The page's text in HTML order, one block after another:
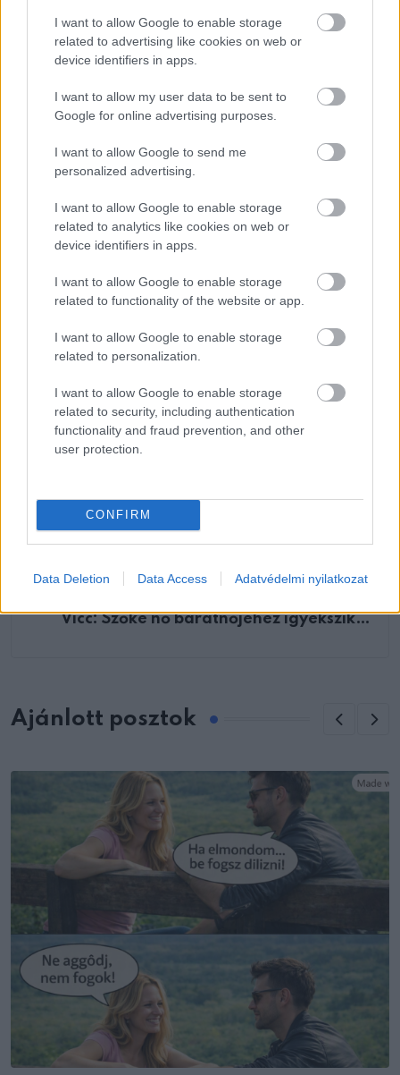
I want to allow Google to enable storage
related to advertising like cookies on web or
device identifiers in apps.
I want to allow my user data to be sent to
Google for online advertising purposes.
I want to allow Google to send me
personalized advertising.
I want to allow Google to enable storage
related to analytics like cookies on web or
device identifiers in apps.
I want to allow Google to enable storage
related to functionality of the website or app.
I want to allow Google to enable storage
related to personalization.
I want to allow Google to enable storage
related to security, including authentication
functionality and fraud prevention, and other
user protection.
CONFIRM
Data Deletion Data Access Adatvédelmi nyilatkozat
legjobb barátnőmre
mutatott és…
égiek: ezeknek a
csillagjegyeknek…
Húsvétkor a nyuszika
bekopog a tyúkhoz.
Vigyázz mit gondolsz,
mert valóra válhat
Megszakad egy rossz
Egy nő videózni
kezdett, miközben a
PREVIOUS POST
VICC: A nászéjszakán hajnali kettőkor a
Vicc: Szőke nő barátnőjéhez igyekszik…
Ajánlott posztok